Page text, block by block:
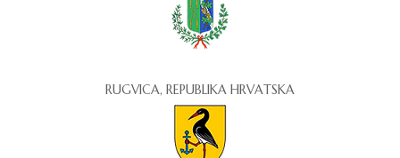
RUGVICA, REPUBLIKA HRVATSKA